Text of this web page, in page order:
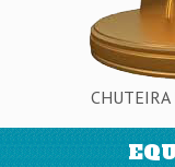
CHUTEIRA